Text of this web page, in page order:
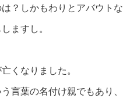
？しかもわりとアバウトな
ますし。
くなりました。
言葉の名付け親でもあり、